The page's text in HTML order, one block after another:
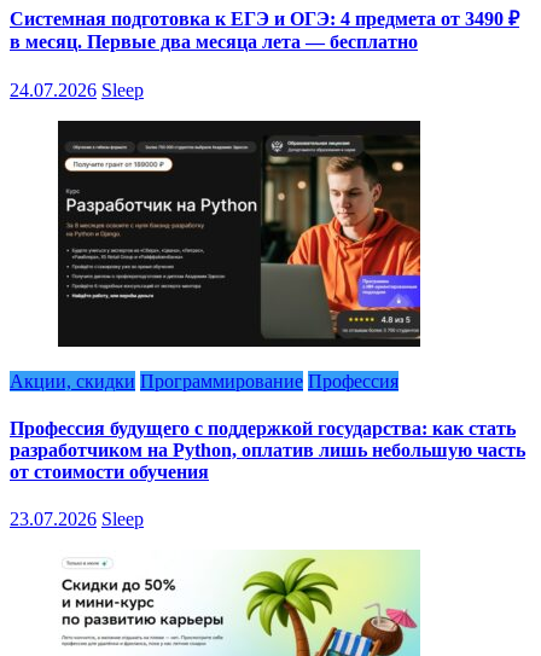
Системная подготовка к ЕГЭ и ОГЭ: 4 предмета от 3490 ₽
в месяц. Первые два месяца лета — бесплатно
24.07.2026 Sleep
Акции, скидки Программирование Профессия
Профессия будущего с поддержкой государства: как стать
разработчиком на Python, оплатив лишь небольшую часть
от стоимости обучения
23.07.2026 Sleep